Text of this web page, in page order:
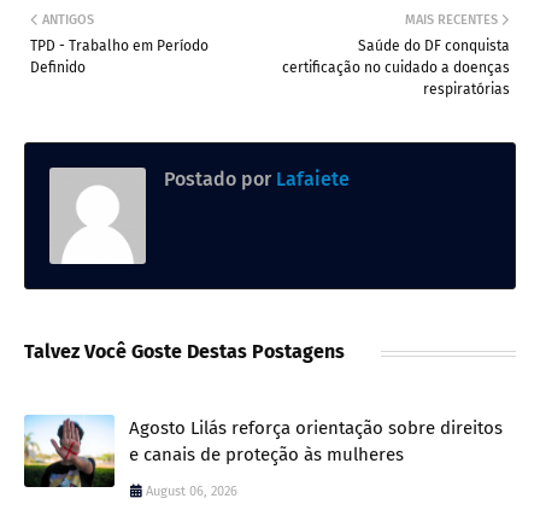
MAIS RECENTES
Saúde do DF conquista
certificação no cuidado a doenças
respiratórias
ANTIGOS
TPD - Trabalho em Período
Definido
Postado por Lafaiete
Talvez Você Goste Destas Postagens
Agosto Lilás reforça orientação sobre direitos
e canais de proteção às mulheres
August 06, 2026